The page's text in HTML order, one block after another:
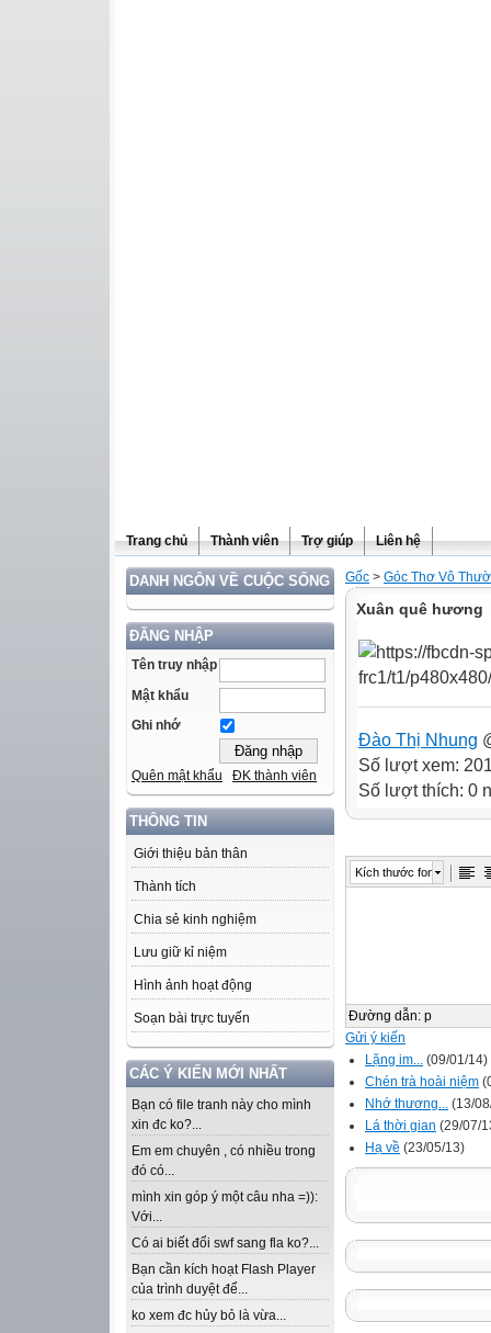
Trang chủ Thành viên Trợ giúp Liên hệ
DANH NGÔN VỀ CUỘC SỐNG
ĐĂNG NHẬP
Tên truy nhập
Mật khẩu
Ghi nhớ
Quên mật khẩu ĐK thành viên
THÔNG TIN
Giới thiệu bản thân
Thành tích
Chia sẻ kinh nghiệm
Lưu giữ kỉ niệm
Hình ảnh hoạt động
Soạn bài trực tuyến
CÁC Ý KIẾN MỚI NHẤT
Bạn có file tranh này cho mình
xin đc ko?...
Em em chuyên , có nhiều trong
đó có...
mình xin góp ý một câu nha =)):
Với...
Có ai biết đổi swf sang fla ko?...
Bạn cần kích hoạt Flash Player
của trình duyệt để...
ko xem đc hủy bỏ là vừa...
Gốc > Góc Thơ Vô
Xuân quê hương
Đào Thị Nhung
Số lượt xem:
Số lượt thích: 0
Kích thước font
Đường dẫn: p
Gửi ý kiến
Lặng im...
(09/01/14)
Chén trà hoài niệm
Nhớ thương...
(13/
Lá thời gian (29/07/
Hạ về (23/05/13)